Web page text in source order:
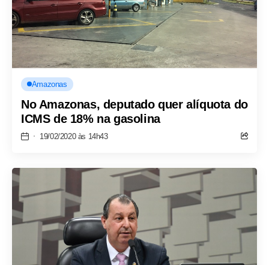
Amazonas
No Amazonas, deputado quer alíquota do
ICMS de 18% na gasolina
19/02/2020 às 14h43